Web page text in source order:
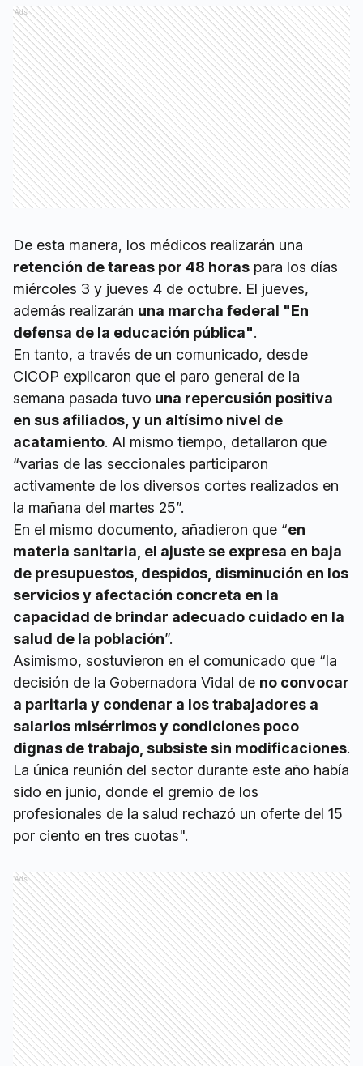
Ads
De esta manera, los médicos realizarán una
retención de tareas por 48 horas para los días
miércoles 3 y jueves 4 de octubre. El jueves,
además realizarán una marcha federal "En
defensa de la educación pública".
En tanto, a través de un comunicado, desde
CICOP explicaron que el paro general de la
semana pasada tuvo una repercusión positiva
en sus afiliados, y un altísimo nivel de
acatamiento. Al mismo tiempo, detallaron que
“varias de las seccionales participaron
activamente de los diversos cortes realizados en
la mañana del martes 25”.
En el mismo documento, añadieron que “en
materia sanitaria, el ajuste se expresa en baja
de presupuestos, despidos, disminución en los
servicios y afectación concreta en la
capacidad de brindar adecuado cuidado en la
salud de la población”.
Asimismo, sostuvieron en el comunicado que “la
decisión de la Gobernadora Vidal de no convocar
a paritaria y condenar a los trabajadores a
salarios misérrimos y condiciones poco
dignas de trabajo, subsiste sin modificaciones.
La única reunión del sector durante este año había
sido en junio, donde el gremio de los
profesionales de la salud rechazó un oferte del 15
por ciento en tres cuotas".
Ads